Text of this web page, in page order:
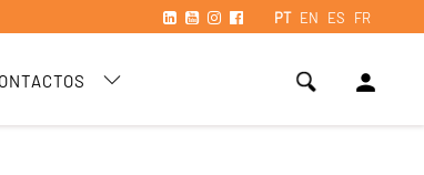
PT EN ES FR
person